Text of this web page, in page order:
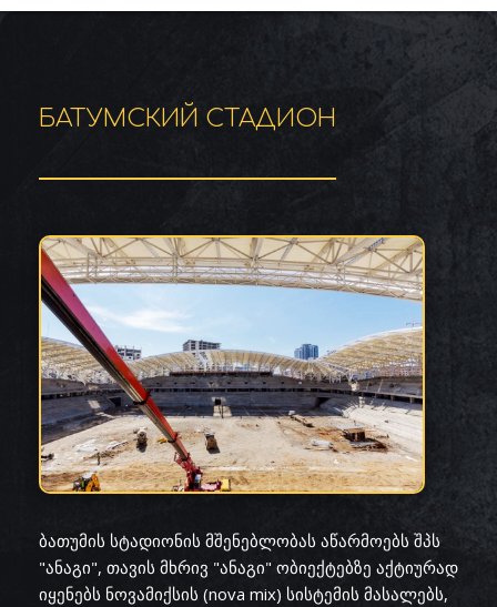
БАТУМСКИЙ СТАДИОН
ბათუმის სტადიონის მშენებლობას აწარმოებს შპს
"ანაგი", თავის მხრივ "ანაგი" ობიექტებზე აქტიურად
იყენებს ნოვამიქსის (nova mix) სისტემის მასალებს,